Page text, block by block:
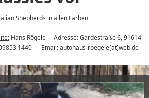
Shepherds in allen Farben
Hans Rögele - Adresse: Gardestraße 6, 91614
1440 - Email: autohaus-roegele[at]web.de